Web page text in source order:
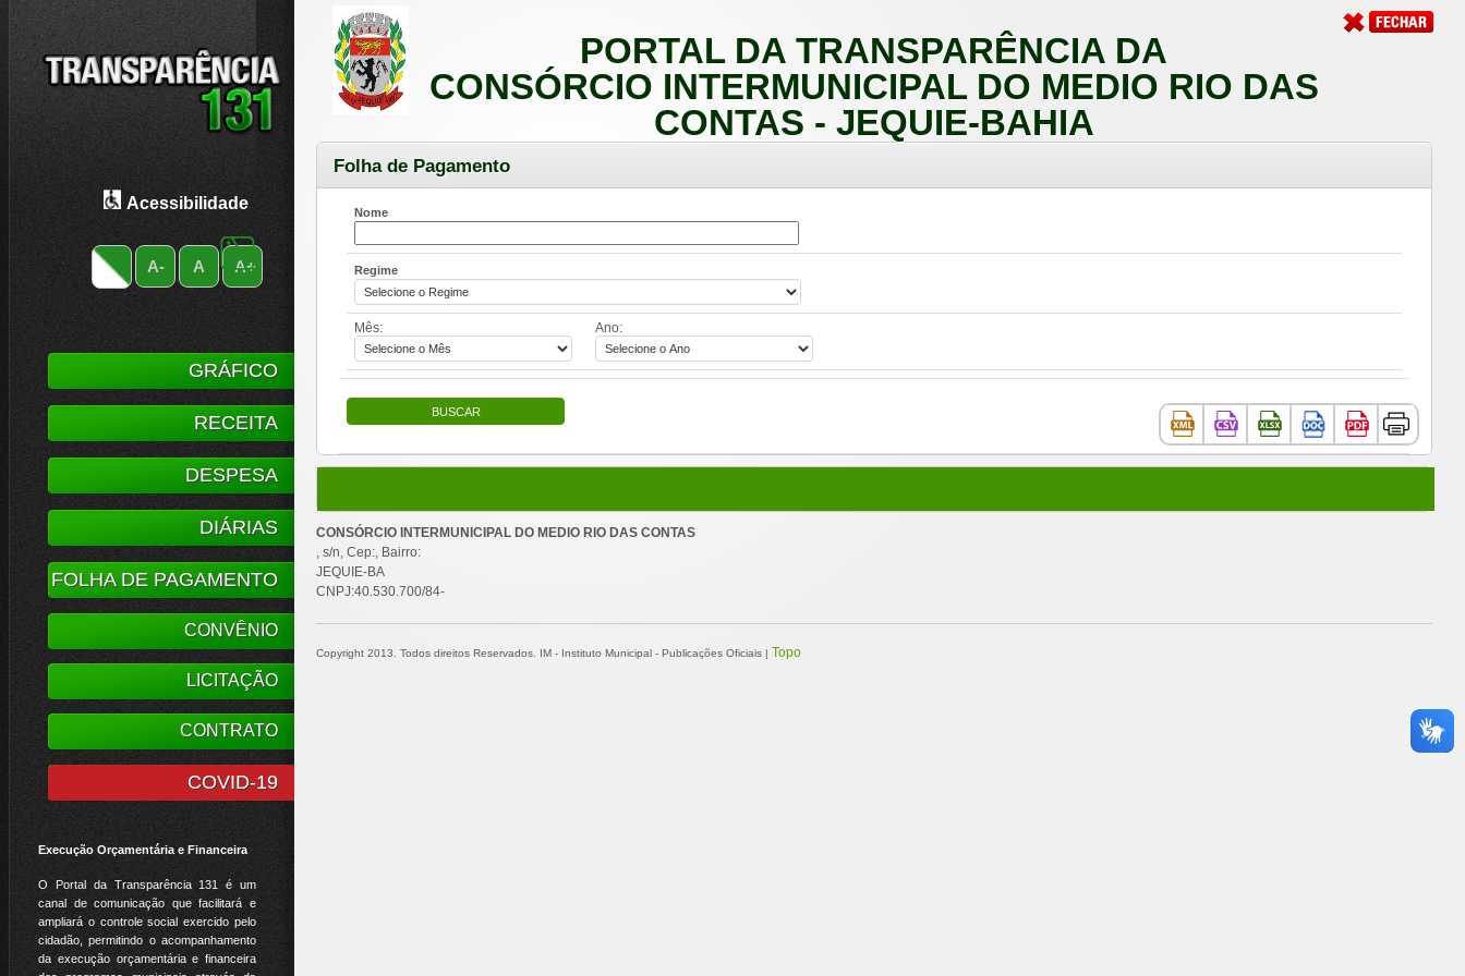
Acessibilidade
A- A A+
GRÁFICO
RECEITA
DESPESA
DIÁRIAS
FOLHA DE PAGAMENTO
CONVÊNIO
LICITAÇÃO
CONTRATO
COVID-19
Execução Orçamentária e Financeira
O Portal da Transparência 131 é um
canal de comunicação que facilitará e
ampliará o controle social exercido pelo
cidadão, permitindo o acompanhamento
da execução orçamentária e financeira
PORTAL DA TRANSPARÊNCIA DA
CONSÓRCIO INTERMUNICIPAL DO MEDIO RIO DAS
CONTAS - JEQUIE-BAHIA
Folha de Pagamento
Nome
Regime
Mês: Ano:
CONSÓRCIO INTERMUNICIPAL DO MEDIO RIO DAS CONTAS
, s/n, Cep:, Bairro:
JEQUIE-BA
CNPJ:40.530.700/84-
Copyright 2013. Todos direitos Reservados. IM - Instituto Municipal - Publicações Oficiais | Topo